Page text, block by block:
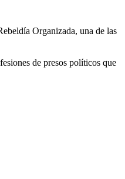
Organizada, una de las
de presos políticos que